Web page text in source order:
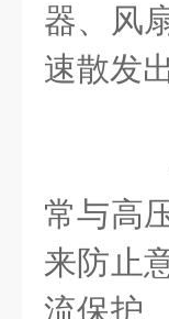
器、风
速散发
4.
常与高
来防止
流保护